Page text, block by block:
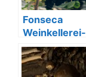
Fonseca
Weinkellerei-
Tradition und
Exzellenz